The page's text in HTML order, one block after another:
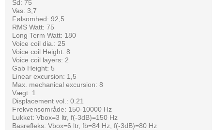
Sd: 75
Vas: 3,7
Følsomhed: 92,5
RMS Watt: 75
Long Term Watt: 180
Voice coil dia.: 25
Voice coil Height: 8
Voice coil layers: 2
Gab Height: 5
Linear excursion: 1,5
Max. mechanical excursion: 8
Vægt: 1
Displacement vol.: 0.21
Frekvensområde: 150-10000 Hz
Lukket: Vbox=3 ltr, f(-3dB)=150 Hz
Basrefleks: Vbox=6 ltr, fb=84 Hz, f(-3dB)=80 Hz